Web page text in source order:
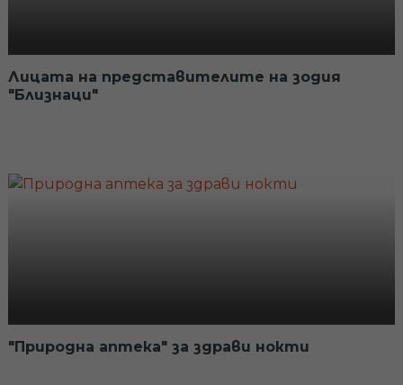
Лицата на представителите на зодия
"Близнаци"
"Природна аптека" за здрави нокти